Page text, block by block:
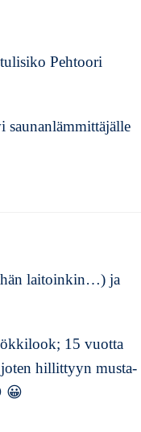
Pehtoori
laitoinkin…) ja
15 vuotta
hillittyyn musta-
😀